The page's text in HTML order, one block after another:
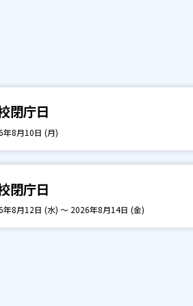
閉庁日
年8月10日 (月)
閉庁日
年8月12日 (水) ～ 2026年8月14日 (金)